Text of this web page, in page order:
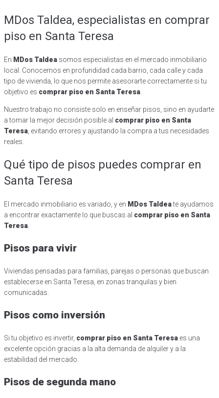
MDos Taldea, especialistas en comprar
piso en Santa Teresa
En MDos Taldea somos especialistas en el mercado inmobiliario
local. Conocemos en profundidad cada barrio, cada calle y cada
tipo de vivienda, lo que nos permite asesorarte correctamente si tu
objetivo es comprar piso en Santa Teresa.
Nuestro trabajo no consiste solo en enseñar pisos, sino en ayudarte
a tomar la mejor decisión posible al comprar piso en Santa
Teresa, evitando errores y ajustando la compra a tus necesidades
reales.
Qué tipo de pisos puedes comprar en
Santa Teresa
El mercado inmobiliario es variado, y en MDos Taldeate ayudamos
a encontrar exactamente lo que buscas al comprar piso en Santa
Teresa
Pisos para vivir
Viviendas pensadas para familias, parejas o personas que buscan
establecerse en Santa Teresa, en zonas tranquilas y bien
comunicadas.
Pisos como inversión
Si tu objetivo es invertir, comprar piso en Santa Teresa es una
excelente opción gracias a la alta demanda de alquiler y a la
estabilidad del mercado.
Pisos de segunda mano